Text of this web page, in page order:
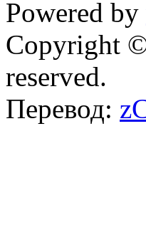
Powered by
Copyright
reserved.
Перевод: